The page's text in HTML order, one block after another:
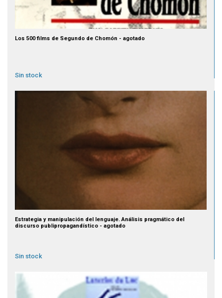
Los 500 films de Segundo de Chomón - agotado
Sin stock
Estrategia y manipulación del lenguaje. Análisis pragmático del
discurso publipropagandístico - agotado
Sin stock